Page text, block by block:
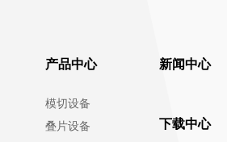
产品中心
模切设备
叠片设备
新闻中心
下载中心